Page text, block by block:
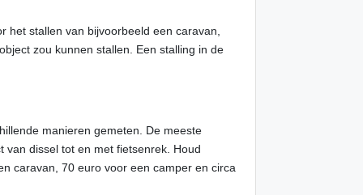
het stallen van bijvoorbeeld een caravan,
zou kunnen stallen. Een stalling in de
manieren gemeten. De meeste
dissel tot en met fietsenrek. Houd
caravan, 70 euro voor een camper en circa